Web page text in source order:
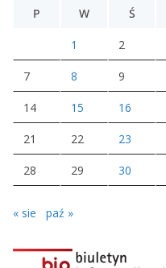
P
W Ś
1 2
7 8 9
14 15 16
21 22 23
28 29 30
« sie paź »